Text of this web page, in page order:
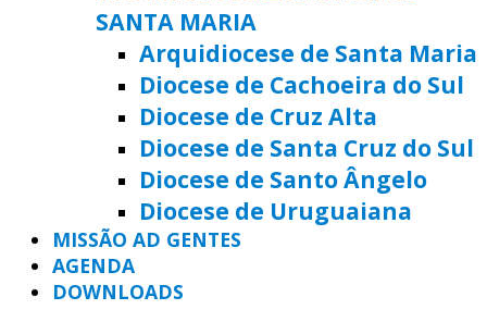
SANTA MARIA
Arquidiocese de Santa Maria
Diocese de Cachoeira do Sul
Diocese de Cruz Alta
Diocese de Santa Cruz do Sul
Diocese de Santo Ângelo
Diocese de Uruguaiana
MISSÃO AD GENTES
AGENDA
DOWNLOADS